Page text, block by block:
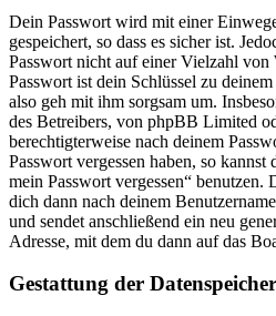
Dein Passwort wird mit einer
gespeichert, so dass es sicher ist.
Passwort nicht auf einer Vielzahl von
Passwort ist dein Schlüssel zu
also geh mit ihm sorgsam um.
des Betreibers, von phpBB Limited
berechtigterweise nach deinem
Passwort vergessen haben, so
mein Passwort vergessen“
dich dann nach deinem
und sendet anschließend ein neu
Adresse, mit dem du dann auf das
Gestattung der